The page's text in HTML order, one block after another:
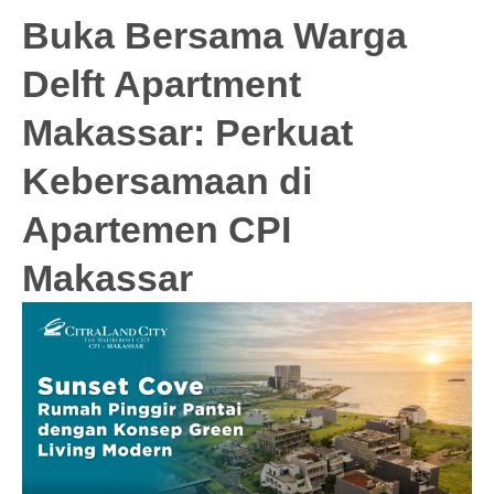
Buka Bersama Warga
Delft Apartment
Makassar: Perkuat
Kebersamaan di
Apartemen CPI
Makassar